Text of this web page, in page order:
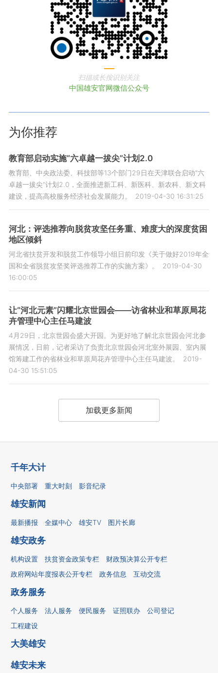
扫描或长按识别关注
中国雄安官网微信公众号
为你推荐
教育部启动实施“六卓越一拔尖”计划2.0
教育部、中央政法委、科技部等13个部门29日在天津联合启动“六
卓越一拔尖”计划2.0，全面推进新工科、新医科、新农科、新文科
建设，提高高校服务经济社会发展能力。
2019-04-30 16:31:25
河北：评选推荐向脱贫攻坚任务重、难度大的深度贫困
地区倾斜
河北省扶贫开发和脱贫工作领导小组日前印发《关于做好2019年全
国和全省脱贫攻坚奖评选推荐工作的实施方案》。
2019-04-30
16:00:05
让“河北元素”闪耀北京世园会——访省林业和草原局花
卉管理中心主任马建波
4月29日，北京世园会盛大开园。为更好地了解北京世园会河北参
展情况，日前，记者采访了负责北京世园会河北室外展园、室内展
馆筹建工作的省林业和草原局花卉管理中心主任马建波。
2019-
04-30 15:51:05
加载更多新闻
千年大计
中央部署 重大时刻 影音纪录
雄安新闻
最新播报 全媒中心 雄安TV 图片长廊
雄安政务
机构设置 扶贫资金政策专栏
财政预决算公开专栏
政府网站年度报表公开专栏
政务信息 互动交流
政务服务
个人服务 法人服务 便民服务 证照联办
公司登记
工程建设
大美雄安
雄安未来